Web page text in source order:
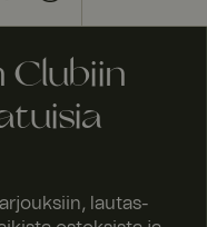
Clubiin
lautas-
SERVERID